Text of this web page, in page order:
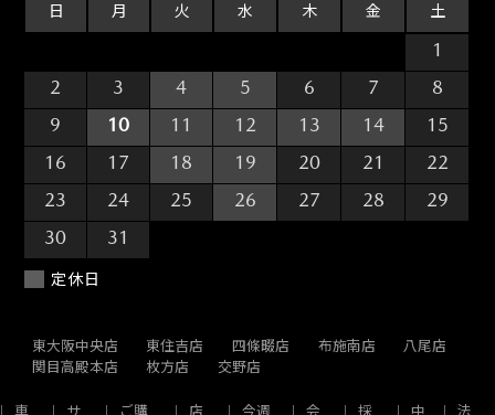
日 月 火 水 木 金 土
1
2
3 4 5 6 7
8
9
10 11 12 13 14
15
16
17 18 19 20 21
22
23
24 25 26 27 28
29
30
31
定休日
東大阪中央店 東住吉店 四條畷店 布施南店
八尾店
関目高殿本店
枚方店 交野店
車 サ ご購 店 今週 会 採 中 法